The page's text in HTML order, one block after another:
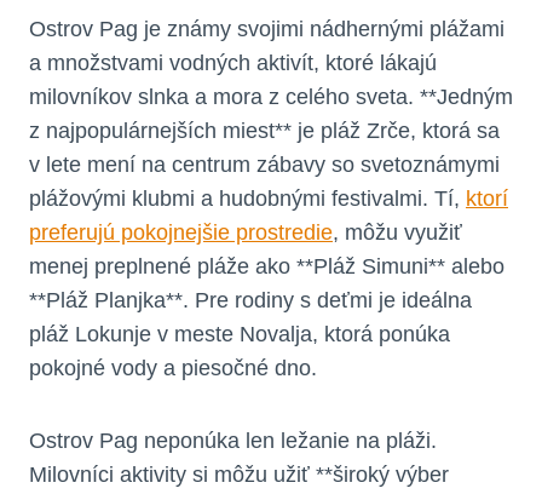
Ostrov Pag je známy svojimi nádhernými plážami
a množstvami vodných aktivít, ktoré lákajú
milovníkov slnka a mora z celého sveta. **Jedným
z najpopulárnejších miest** je pláž Zrče, ktorá sa
v lete mení na centrum zábavy so svetoznámymi
plážovými klubmi a hudobnými festivalmi. Tí, ktorí
preferujú pokojnejšie prostredie, môžu využiť
menej preplnené pláže ako **Pláž Simuni** alebo
**Pláž Planjka**. Pre rodiny s deťmi je ideálna
pláž Lokunje v meste Novalja, ktorá ponúka
pokojné vody a piesočné dno.
Ostrov Pag neponúka len ležanie na pláži.
Milovníci aktivity si môžu užiť **široký výber